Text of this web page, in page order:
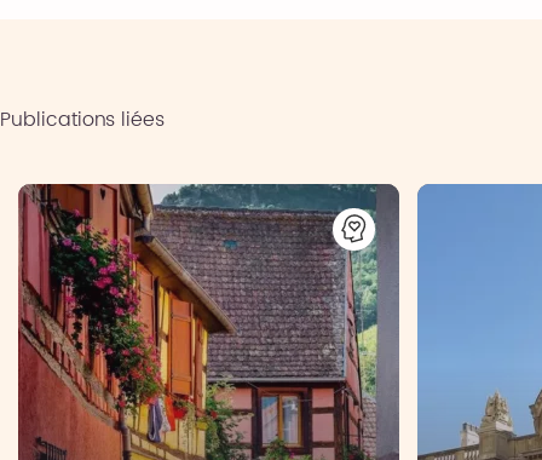
Publications liées